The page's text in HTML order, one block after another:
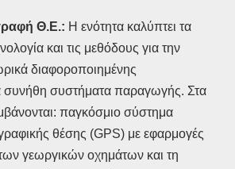
Θ.Ε.: Η ενότητα καλύπτει τα
και τις μεθόδους για την
διαφοροποιημένης
συνήθη συστήματα παραγωγής. Στα
παγκόσμιο σύστημα
θέσης (GPS) με εφαρμογές
γεωργικών οχημάτων και τη